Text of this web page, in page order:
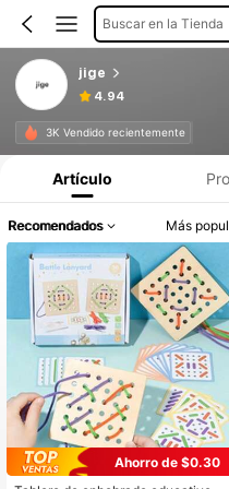
Buscar en la Tienda
jige
4.94
3K Vendido recientemente
Artículo
Recomendados Más
Ahorro de $0.30